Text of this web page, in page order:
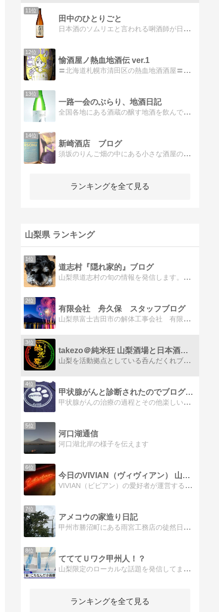
11位
田中のひとりごと
日本酒のソムリエと言われる唎酒師が日本酒など好きなことを書いてます
12位
愉酒屋ノ熱血地酒伝 ver.1
〓北海道札幌市清田区の熱血地酒酒屋〓日本酒大好き！熱血店長の愉しく熱い日々アレコレ
13位
一路一会のぶらり、地酒日記
全国各地にある酒蔵の醸す地酒を飲んで、気がつけば1,300蔵を越えました！今日も地酒を飲みながらその酒蔵に想いを馳せます！応援宜しくお願いします！！
14位
新崎酒店 ブログ
須坂のりんご畑の中にある小さな酒屋の日常
ランキングを全て見る
山梨県 ランキング
1位
道志村『隠れ家的』ブログ
山梨県道志村の旬の情報を発信します。キャンプ場・民宿・渓流釣り・イベント情報など紹介
2位
有限会社 舟久保 スタッフブログ
山梨県富士吉田市の解体工事会社 有限会社舟久保です。よろしくお願いします。
3位
takezo＠純米狂 山梨酒場と日本酒の酔ゐどれ日記
山梨を活動拠点としている呑んだくれブロガー！！山梨（甲府近辺）で「純米狂」というゆる〜い日本酒の会を毎月主催している 唎酒師takezoです！！定例会以外の週末は あちこちそっちとお店を呑みパトロール！！山梨グルメ情報発信中！！
4位
甲状腺がんと診断されたのでブログ始めました&山梨グルメ
甲状腺がんの治療の過程とその他楽しいことを書いていけたら良いなぁ。
5位
河口湖通信
河口湖北岸の様子を伝えます
6位
今日のVIVIAN（ヴィヴィアン） 山梨-富士川町（増穂）
VIVIAN（ビビアン）の愛好者が運営するブログです。お店に行ったら写真を付けて更新しています。遠方に住んでいてなかなかお店に行けないので、VIVIANのブログをたてて遠方から応援しています。
7位
アメコウの家造り日記
甲州市勝沼町にある雨宮工務店の徒然日記工事日記から皆様にお役に立つ情報まで随時発信しています！
8位
てててＵワク甲州人！？
山梨限定のローカルな話題を発信してます。
ランキングを全て見る